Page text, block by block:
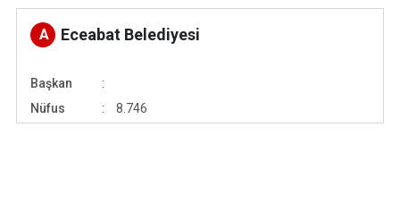
A Eceabat Belediyesi
Başkan
Nüfus
8.746